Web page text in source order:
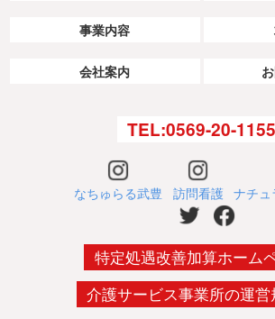
事業内容
会社案内
TEL:0569-20-1155
なちゅらる武豊 訪問看護 ナチ
特定処遇改善加算ホーム
介護サービス事業所の運